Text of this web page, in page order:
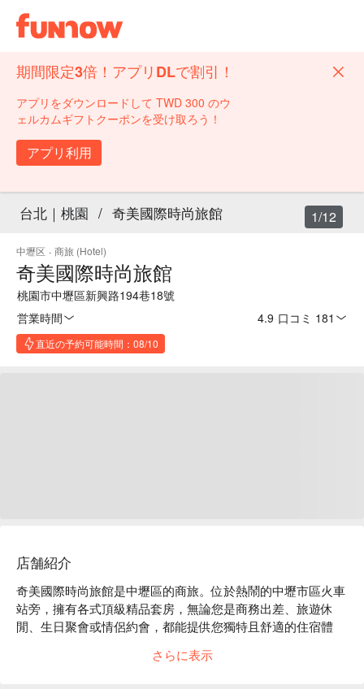
期間限定3倍！アプリDLで割引！
アプリをダウンロードして TWD 300 のウ
ェルカムギフトクーポンを受け取ろう！
アプリ利用
台北｜桃園 / 奇美國際時尚旅館
中壢区 · 商旅 (Hotel)
奇美國際時尚旅館
桃園市中壢區新興路194巷18號
営業時間
4.9 口コミ 181
直近の予約可能時間：08/10
1/12
店舗紹介
奇美國際時尚旅館是中壢區的商旅。位於熱鬧的中壢市區火車
站旁，擁有各式頂級精品套房，無論您是商務出差、旅遊休
閒、生日聚會或情侶約會，都能提供您獨特且舒適的住宿體
さらに表示